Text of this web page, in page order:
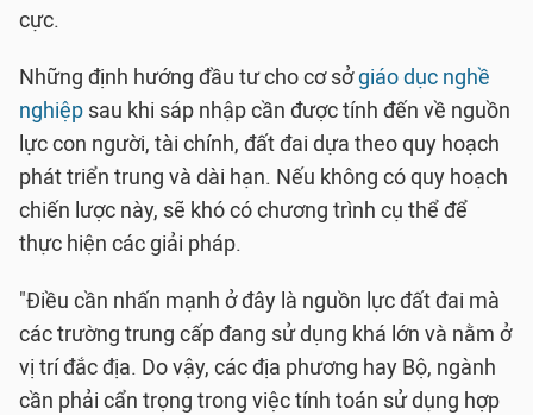
cực.
Những định hướng đầu tư cho cơ sởgiáo dục nghề
nghiệp sau khi sáp nhập cần được tính đến về nguồn
lực con người, tài chính, đất đai dựa theo quy hoạch
phát triển trung và dài hạn. Nếu không có quy hoạch
chiến lược này, sẽ khó có chương trình cụ thể để
thực hiện các giải pháp.
"Điều cần nhấn mạnh ở đây là nguồn lực đất đai mà
các trường trung cấp đang sử dụng khá lớn và nằm ở
vị trí đắc địa. Do vậy, các địa phương hay Bộ, ngành
cần phải cẩn trọng trong việc tính toán sử dụng hợp